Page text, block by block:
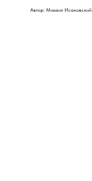
Автор: Михаил Исаковский